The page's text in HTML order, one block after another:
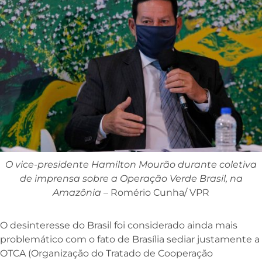
O vice-presidente Hamilton Mourão durante coletiva
de imprensa sobre a Operação Verde Brasil, na
Amazônia – Romério Cunha/ VPR
O desinteresse do Brasil foi considerado ainda mais
problemático com o fato de Brasília sediar justamente a
OTCA (Organização do Tratado de Cooperação